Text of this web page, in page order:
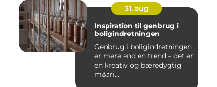
31. aug
Inspiration til genbrug i
boligindretningen
Genbrug i boligindretningen
er mere end en trend – det er
en kreativ og bæredygtig
m&ari...